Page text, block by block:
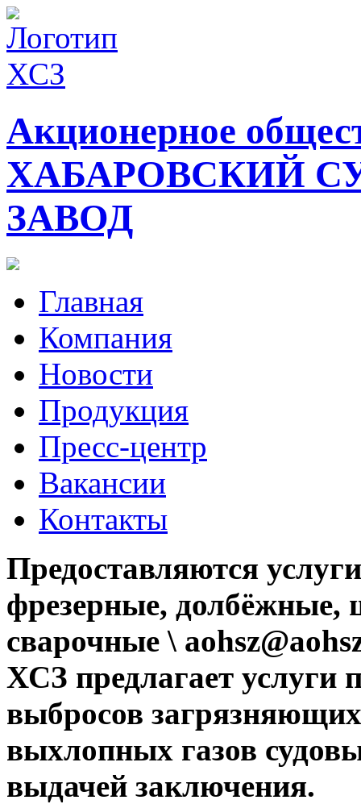
Акционерное
ХАБАРОВСКИЙ
ЗАВОД
Главная
Компания
Новости
Продукция
Пресс-центр
Вакансии
Контакты
Предоставляются
фрезерные, долбёжные,
сварочные \
ХСЗ предлагает услуги
выбросов
выхлопных газов
выдачей заключения.